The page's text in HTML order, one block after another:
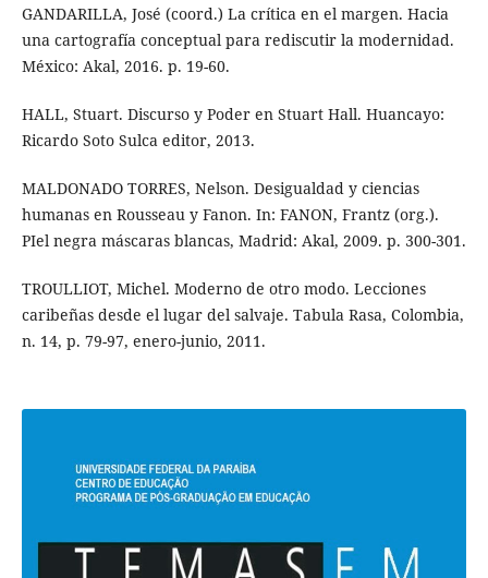
GANDARILLA, José (coord.) La crítica en el margen. Hacia
una cartografía conceptual para rediscutir la modernidad.
México: Akal, 2016. p. 19-60.
HALL, Stuart. Discurso y Poder en Stuart Hall. Huancayo:
Ricardo Soto Sulca editor, 2013.
MALDONADO TORRES, Nelson. Desigualdad y ciencias
humanas en Rousseau y Fanon. In: FANON, Frantz (org.).
PIel negra máscaras blancas, Madrid: Akal, 2009. p. 300-301.
TROULLIOT, Michel. Moderno de otro modo. Lecciones
caribeñas desde el lugar del salvaje. Tabula Rasa, Colombia,
n. 14, p. 79-97, enero-junio, 2011.